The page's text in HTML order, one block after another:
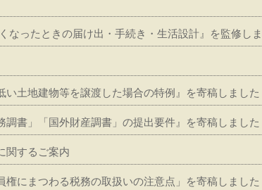
なったときの届け出・手続き・生活設計』を監修し
土地建物等を譲渡した場合の特例』を寄稿しました
書」「国外財産調書」の提出要件』を寄稿しました
関するご案内
にまつわる税務の取扱いの注意点」を寄稿しました